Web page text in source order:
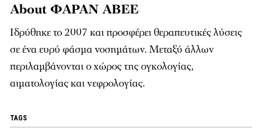
About ΦΑΡΑΝ ΑΒΕΕ
Ιδρύθηκε το 2007 και προσφέρει θεραπευτικές λύσεις
σε ένα ευρύ φάσμα νοσημάτων. Μεταξύ άλλων
περιλαμβάνονται ο χώρος της ογκολογίας,
αιματολογίας και νεφρολογίας.
TAGS